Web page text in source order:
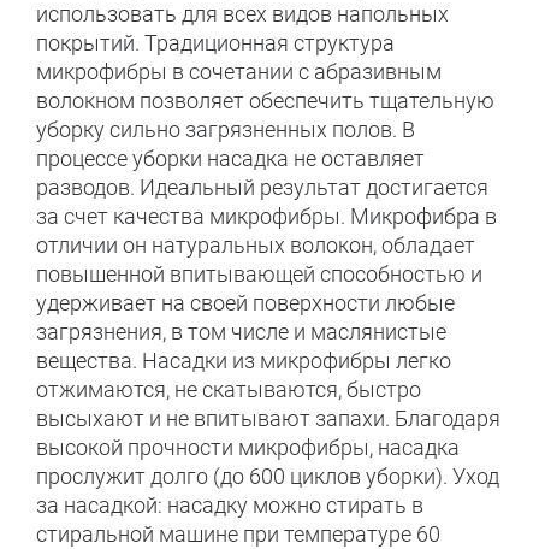
использовать для всех видов напольных
покрытий. Традиционная структура
микрофибры в сочетании с абразивным
волокном позволяет обеспечить тщательную
уборку сильно загрязненных полов. В
процессе уборки насадка не оставляет
разводов. Идеальный результат достигается
за счет качества микрофибры. Микрофибра в
отличии он натуральных волокон, обладает
повышенной впитывающей способностью и
удерживает на своей поверхности любые
загрязнения, в том числе и маслянистые
вещества. Насадки из микрофибры легко
отжимаются, не скатываются, быстро
высыхают и не впитывают запахи. Благодаря
высокой прочности микрофибры, насадка
прослужит долго (до 600 циклов уборки). Уход
за насадкой: насадку можно стирать в
стиральной машине при температуре 60